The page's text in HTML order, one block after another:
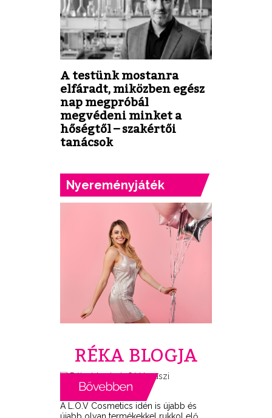
A testünk mostanra
elfáradt, miközben egész
nap megpróbál
megvédeni minket a
hőségtől – szakértői
tanácsok
Nyereményjáték
RÉKA BLOGJA
A L.O.V Cosmetics idén is újabb és
újabb olyan termékekkel rukkol elő